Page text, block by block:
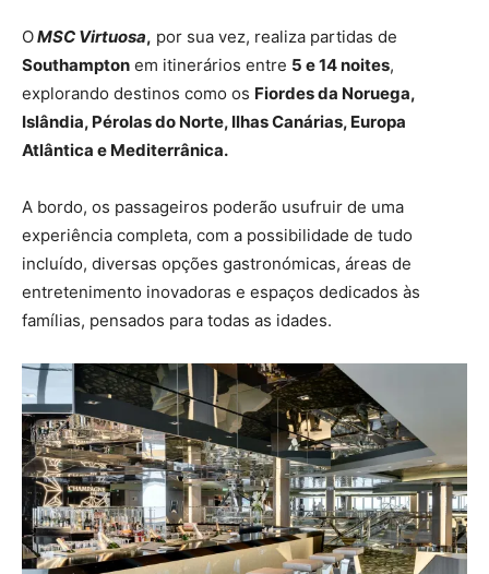
OMSC Virtuosa, por sua vez, realiza partidas de
Southampton em itinerários entre 5 e 14 noites,
explorando destinos como os Fiordes da Noruega,
Islândia, Pérolas do Norte, Ilhas Canárias, Europa
Atlântica e Mediterrânica.
A bordo, os passageiros poderão usufruir de uma
experiência completa, com a possibilidade de tudo
incluído, diversas opções gastronómicas, áreas de
entretenimento inovadoras e espaços dedicados às
famílias, pensados para todas as idades.